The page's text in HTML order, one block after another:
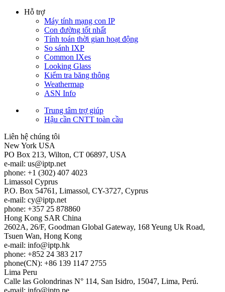
Hỗ trợ
Máy tính mạng con IP
Con đường tốt nhất
Tính toán thời gian hoạt động
So sánh IXP
Common IXes
Looking Glass
Kiểm tra băng thông
Weathermap
ASN Info
Trung tâm trợ giúp
Hậu cần CNTT toàn cầu
Liên hệ chúng tôi
New York USA
PO Box 213, Wilton, CT 06897, USA
e-mail: us
iptp.net
phone: +1 (302) 407 4023
Limassol Cyprus
P.O. Box 54761, Limassol, CY-3727, Cyprus
e-mail: cy
iptp.net
phone: +357 25 878860
Hong Kong SAR China
2602A, 26/F, Goodman Global Gateway, 168 Yeung Uk Road,
Tsuen Wan, Hong Kong
e-mail: info
iptp.hk
phone: +852 24 383 217
phone(CN): +86 139 1147 2755
Lima Peru
Calle las Golondrinas N° 114, San Isidro, 15047, Lima, Perú.